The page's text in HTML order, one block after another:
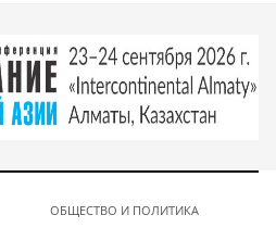
ОБЩЕСТВО И ПОЛИТИКА